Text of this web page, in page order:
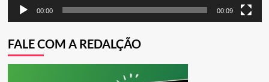
00:00 00:09
FALE COM A REDALÇÃO